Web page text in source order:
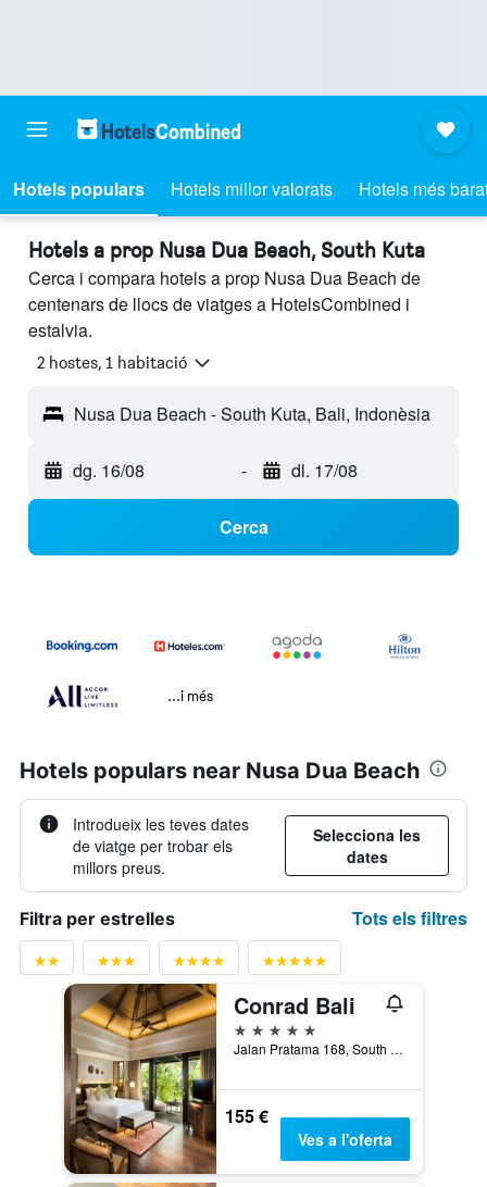
Hotels populars Hotels millor valorats Hotels més
Hotels a prop Nusa Dua Beach, South Kuta
Cerca i compara hotels a prop Nusa Dua Beach de
centenars de llocs de viatges a HotelsCombined i
estalvia.
2 hostes, 1 habitació
Nusa Dua Beach - South Kuta, Bali, Indonèsia
dg. 16/08 - dl. 17/08
Cerca
...i més
Hotels populars near Nusa Dua Beach
Introdueix les teves dates
de viatge per trobar els
millors preus.
Selecciona les
dates
Filtra per estrelles Tots els filtres
Conrad Bali
5 estrelles
Jalan Pratama 168, South Kuta, Indonèsia
155 €
Ves a l'oferta